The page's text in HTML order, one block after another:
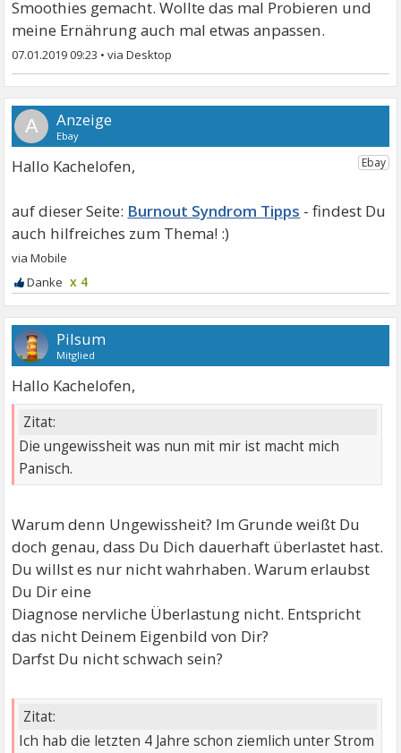
Smoothies gemacht. Wollte das mal Probieren und
meine Ernährung auch mal etwas anpassen.
07.01.2019 09:23 •
A
Hallo Kachelofen,
Burnout Syndrom Tipps
x 4
Pilsum
Mitglied
Hallo Kachelofen,
Zitat:
Die ungewissheit was nun mit mir ist macht mich
Panisch.
Warum denn Ungewissheit? Im Grunde weißt Du
doch genau, dass Du Dich dauerhaft überlastet hast.
Du willst es nur nicht wahrhaben. Warum erlaubst
Du Dir eine
Diagnose nervliche Überlastung nicht. Entspricht
das nicht Deinem Eigenbild von Dir?
Darfst Du nicht schwach sein?
Zitat:
Ich hab die letzten 4 Jahre schon ziemlich unter Strom